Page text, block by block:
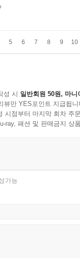
5 6 7 8 9 10
성 시 일반회원 50원, 마니
뷰만 YES포인트 지급됩니
시점부터 마지막 회차 주
ray, 패션 및 판매금지 상
가능